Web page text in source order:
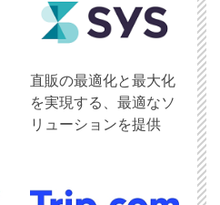
直販の最適化と最大化
を実現する、最適なソ
リューションを提供